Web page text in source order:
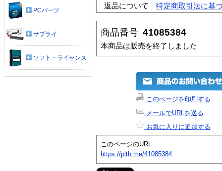
返品について
特定商取引法に基
商品番号 41085384
本商品は販売を終了しました
このページを印刷する
メールでURLを送る
お気に入りに追加する
このページのURL
https://plth.me/41085384
PCパーツ
サプライ
ソフト・ライセンス